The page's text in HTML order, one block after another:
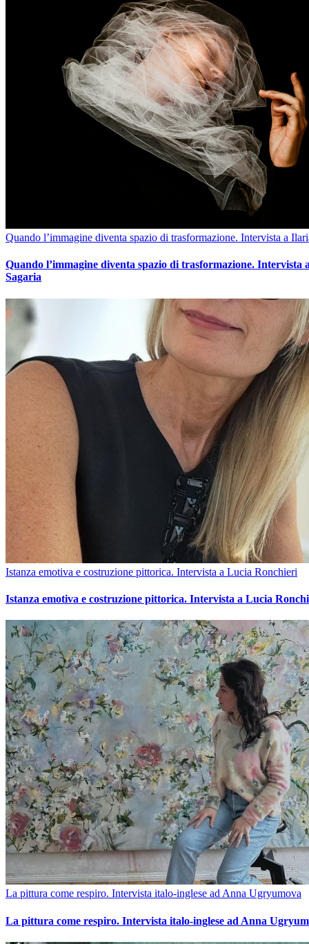
Quando l’immagine diventa spazio di trasformazione. Intervista a
Quando l’immagine diventa spazio di trasformazione. Intervista
Sagaria
Istanza emotiva e costruzione pittorica. Intervista a Lucia Ronchieri
Istanza emotiva e costruzione pittorica. Intervista a Lucia
La pittura come respiro. Intervista italo-inglese ad Anna Ugryumova
La pittura come respiro. Intervista italo-inglese ad Anna